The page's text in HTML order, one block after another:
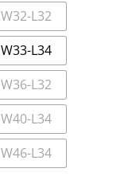
W32-L32
W33-L34
W36-L32
W40-L34
W46-L34